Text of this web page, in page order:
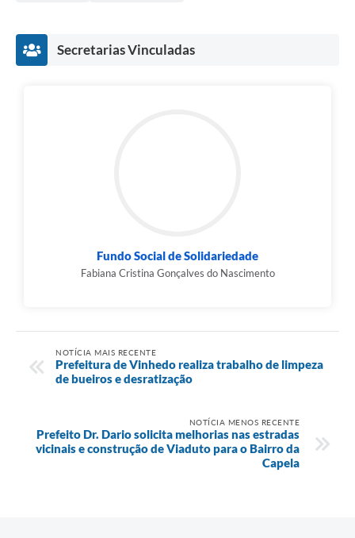
Secretarias Vinculadas
Fundo Social de Solidariedade
Fabiana Cristina Gonçalves do Nascimento
NOTÍCIA MAIS RECENTE
Prefeitura de Vinhedo realiza trabalho de limpeza
de bueiros e desratização
NOTÍCIA MENOS RECENTE
Prefeito Dr. Dario solicita melhorias nas estradas
vicinais e construção de Viaduto para o Bairro da
Capela